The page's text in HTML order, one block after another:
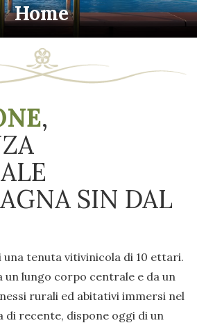
Home
,
SIN DAL
tenuta vitivinicola di 10 ettari.
un lungo corpo centrale e da un
rurali ed abitativi immersi nel
recente, dispone oggi di un